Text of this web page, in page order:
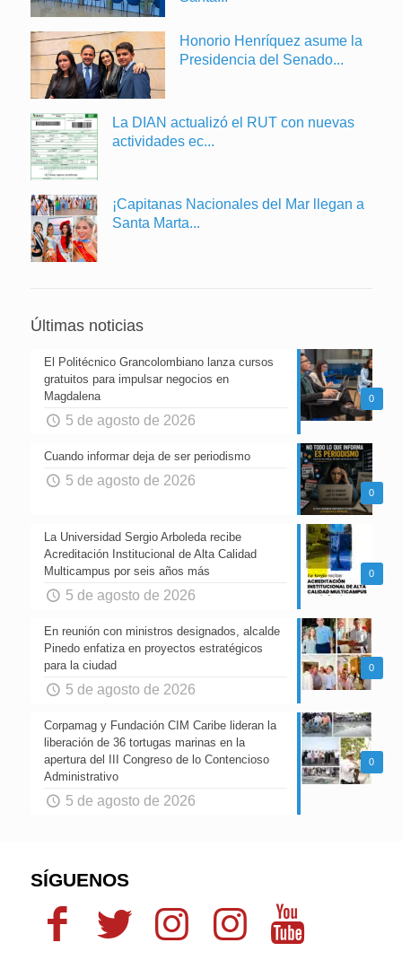
Honorio Henríquez asume la
Presidencia del Senado...
La DIAN actualizó el RUT con nuevas
actividades ec...
¡Capitanas Nacionales del Mar llegan a
Santa Marta...
Últimas noticias
0
El Politécnico Grancolombiano lanza cursos
gratuitos para impulsar negocios en
Magdalena
5 de agosto de 2026
0
Cuando informar deja de ser periodismo
5 de agosto de 2026
0
La Universidad Sergio Arboleda recibe
Acreditación Institucional de Alta Calidad
Multicampus por seis años más
5 de agosto de 2026
0
En reunión con ministros designados, alcalde
Pinedo enfatiza en proyectos estratégicos
para la ciudad
5 de agosto de 2026
0
Corpamag y Fundación CIM Caribe lideran la
liberación de 36 tortugas marinas en la
apertura del III Congreso de lo Contencioso
Administrativo
5 de agosto de 2026
SÍGUENOS